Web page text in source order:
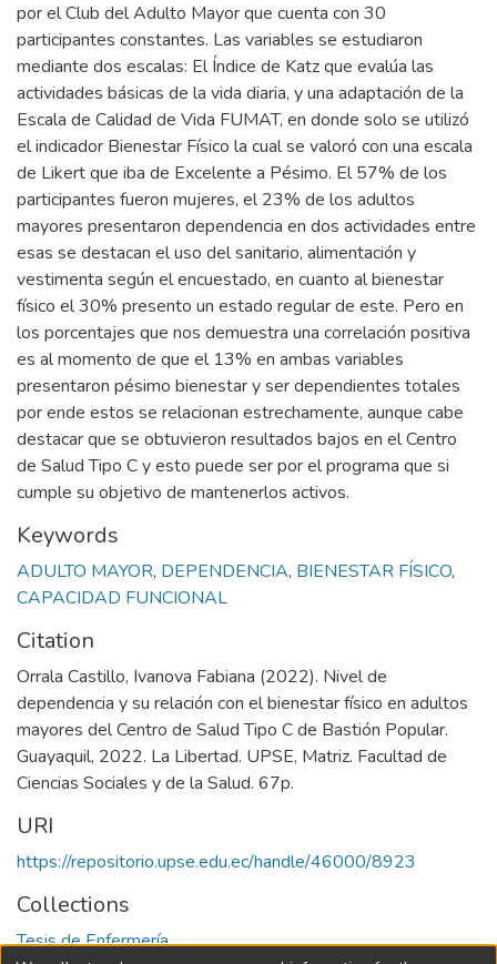
por el Club del Adulto Mayor que cuenta con 30
participantes constantes. Las variables se estudiaron
mediante dos escalas: El Índice de Katz que evalúa las
actividades básicas de la vida diaria, y una adaptación de la
Escala de Calidad de Vida FUMAT, en donde solo se utilizó
el indicador Bienestar Físico la cual se valoró con una escala
de Likert que iba de Excelente a Pésimo. El 57% de los
participantes fueron mujeres, el 23% de los adultos
mayores presentaron dependencia en dos actividades entre
esas se destacan el uso del sanitario, alimentación y
vestimenta según el encuestado, en cuanto al bienestar
físico el 30% presento un estado regular de este. Pero en
los porcentajes que nos demuestra una correlación positiva
es al momento de que el 13% en ambas variables
presentaron pésimo bienestar y ser dependientes totales
por ende estos se relacionan estrechamente, aunque cabe
destacar que se obtuvieron resultados bajos en el Centro
de Salud Tipo C y esto puede ser por el programa que si
cumple su objetivo de mantenerlos activos.
Keywords
ADULTO MAYOR, DEPENDENCIA, BIENESTAR FÍSICO,
CAPACIDAD FUNCIONAL
Citation
Orrala Castillo, Ivanova Fabiana (2022). Nivel de
dependencia y su relación con el bienestar físico en adultos
mayores del Centro de Salud Tipo C de Bastión Popular.
Guayaquil, 2022. La Libertad. UPSE, Matriz. Facultad de
Ciencias Sociales y de la Salud. 67p.
URI
https://repositorio.upse.edu.ec/handle/46000/8923
Collections
Tesis de Enfermería